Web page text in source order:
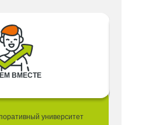
ВМЕСТЕ
университет